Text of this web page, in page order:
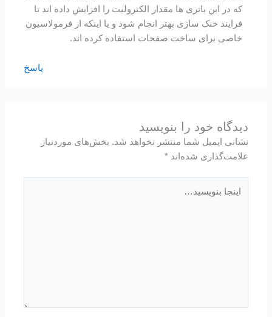
که در این باتری ها مقدار الکترولیت را افزایش داده اند تا
فرایند خنک سازی بهتر انجام شود و یا اینکه از فرمولاسیون
خاصی برای ساخت صفحات استفاده کرده اند.
پاسخ
دیدگاه‌ خود را بنویسید
نشانی ایمیل شما منتشر نخواهد شد. بخش‌های موردنیاز
علامت‌گذاری شده‌اند*
بنویسید…